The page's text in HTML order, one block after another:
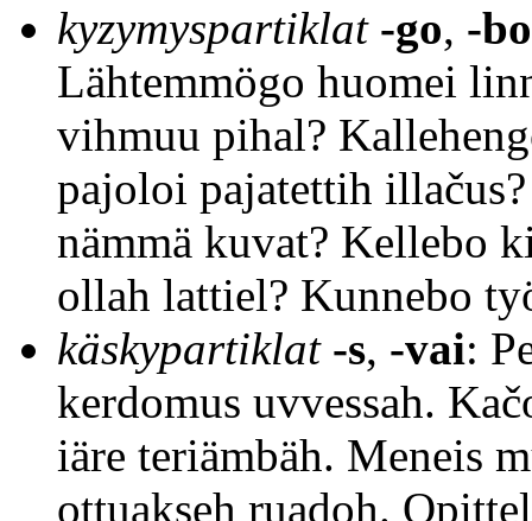
kyzymyspartiklat -go, -bo
Lähtemmögo huomei
vihmuu pihal?
pajoloi pajatettih
nämmä kuvat? Kellebo
ollah lattiel? Kunnebo
käskypartiklat -s, -vai:
kerdomus uvvessah.
iäre teriämbäh. Meneis
ottuakseh ruadoh.